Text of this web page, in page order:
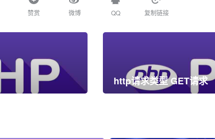
赞赏 微博 QQ 复制链接
http请求类型 GET请求